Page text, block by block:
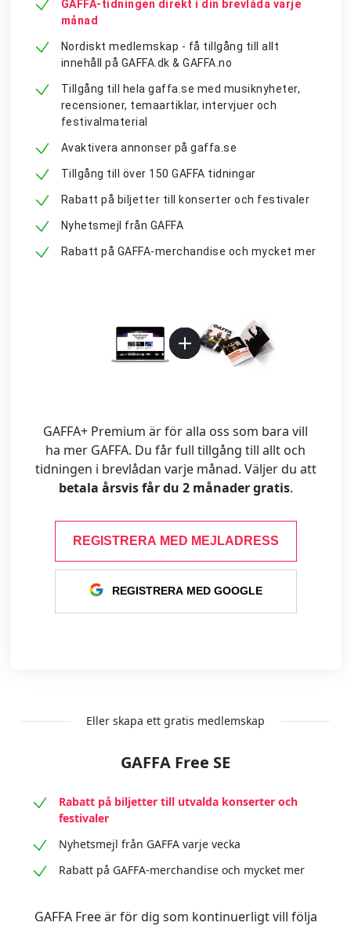
GAFFA-tidningen direkt i din brevlåda varje
månad
Nordiskt medlemskap - få tillgång till allt
innehåll på GAFFA.dk & GAFFA.no
Tillgång till hela gaffa.se med musiknyheter,
recensioner, temaartiklar, intervjuer och
festivalmaterial
Avaktivera annonser på gaffa.se
Tillgång till över 150 GAFFA tidningar
Rabatt på biljetter till konserter och festivaler
Nyhetsmejl från GAFFA
Rabatt på GAFFA-merchandise och mycket mer
GAFFA+ Premium är för alla oss som bara vill
ha mer GAFFA. Du får full tillgång till allt och
tidningen i brevlådan varje månad. Väljer du att
betala årsvis får du 2 månader gratis.
REGISTRERA MED MEJLADRESS
REGISTRERA MED GOOGLE
Eller skapa ett gratis medlemskap
GAFFA Free SE
Rabatt på biljetter till utvalda konserter och
festivaler
Nyhetsmejl från GAFFA varje vecka
Rabatt på GAFFA-merchandise och mycket mer
GAFFA Free är för dig som kontinuerligt vill följa